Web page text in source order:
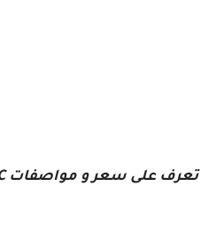
تعرف على سعر و مواصفات Blackview Wave 6C